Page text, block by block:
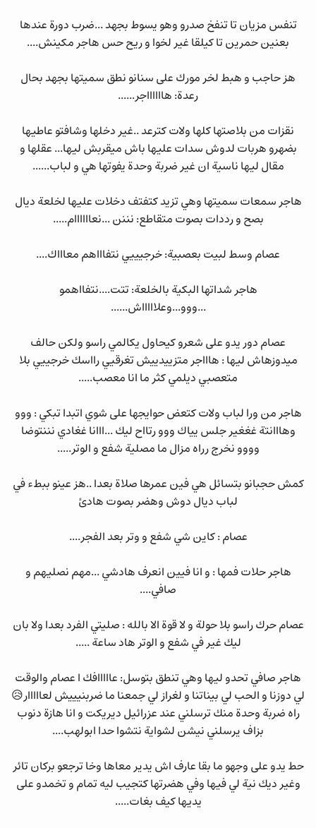
تنفس مزيان تا تنفخ صدرو وهو يسوط بجهد ...ضرب دورة عندها
بعنين حمرين تا كيلقا غير لخوا و ريح حس هاجر مكينش....
هز حاجب و هبط لخر مورك على سنانو نطق سميتها بجهد بحال
رعدة: هااااااجر......
نقزات من بلاصتها كلها ولات كترعد ..غير دخلها وشافتو عاطيها
بضهرو هربات لدوش سدات عليها باش ميقربش ليها... عقلها و
مقال ليها ناسية ان غير ضربة وحدة يفوتها هي و لباب......
هاجر سمعات سميتها وهي تزيد كتفتف دخلات عليها لخلعة ديال
بصح و رددات بصوت متقاطع: نننن ...نعاااااام.....
عصام وسط لبيت بعصبية: خرجيييي نتفاااهم معاااك....
هاجر شداتها البكية بالخلعة: تتت....نتفااهمو
...ووو...وعلاااااش......
عصام دور يدو على شعرو كيحاول يكالمي راسو ولكن حالف
ميدوزهاش ليها : هاااجر متزييدييش تغرقيي رااسك خرجييي بلا
متعصبي ديلمي كثر ما انا معصب.....
هاجر من ورا لباب ولات كتعض حوايجها على شوي اتبدا تبكي : ووو
وهااانتة غغغير جلس يياك ووو رتااح ليك ...ااانا غغادي نننتوضا
وووو نخرج رراه مزال ما مصلية شفع و الوتر.....
كمش حجبانو بتسائل هي فين عمرها صلاة بعدا ..هز عينو ببطء في
لباب ديال دوش وهضر بصوت هادئ
عصام : كاين شي شفع و وتر بعد الفجر....
هاجر حلات فمها : و انا فيين انعرف هادشي ...مهم نصليهم و
صافي....
عصام حرك راسو بلا حولة و لا قوة الا بالله : صليتي الفرد بعدا ولا بان
ليك غير في شفع و الوتر هاد ساعة .....
هاجر صافي تحدو ليها وهي تنطق بتوسل: عااااافك ا عصام والوقت
لي دوزنا و الحب لي بيناتنا و لغراز لي جمعنا ما ضربنيييش لعااااار😥
راه ضربة وحدة منك ترسلني عند عزرائيل ديريكت و انا هازة دنوب
بزاف يرسلني نيشن لشواية نتشوا حدا ابولهب....
حط يدو على وجهو ما بقا عارف اش يدير معاها وخا ترجعو بركان تائر
وغير ديك نية لي فيها وفي هضرتها كتجيب ليه تمام و تخمدو على
يديها كيف بغات.....